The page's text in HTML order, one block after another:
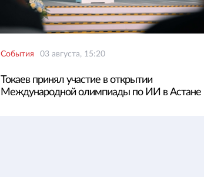
События 03 августа, 15:20
Токаев принял участие в открытии
Международной олимпиады по ИИ в Астане